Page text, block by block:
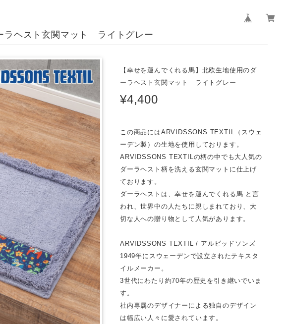
ラヘスト玄関マット ライトグレー
【幸せを運んでくれる馬】北欧生地使用のダ
ーラヘスト玄関マット ライトグレー
¥4,400
この商品にはARVIDSSONS TEXTIL（スウェ
ーデン製）の生地を使用しております。
ARVIDSSONS TEXTILの柄の中でも大人気の
ダーラヘスト柄を洗える玄関マットに仕上げ
ております。
ダーラヘストは、幸せを運んでくれる馬 と言
われ、世界中の人たちに親しまれており、大
切な人への贈り物として人気があります。
ARVIDSSONS TEXTIL / アルビッドソンズ
1949年にスウェーデンで設立されたテキスタ
イルメーカー。
3世代にわたり約70年の歴史を引き継いでいま
す。
社内専属のデザイナーによる独自のデザイン
は幅広い人々に愛されています。